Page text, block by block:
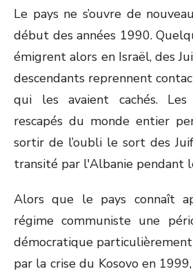
Le pays ne s’ouvre de
début des années 1990.
émigrent alors en Israël, des
descendants reprennent
qui les avaient cachés.
rescapés du monde entier
sortir de l’oubli le sort des
transité par l'Albanie pendant
Alors que le pays connaît
régime communiste une
démocratique
par la crise du Kosovo en